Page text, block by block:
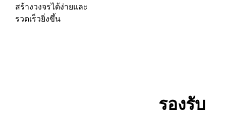
สร้างวงจรได้ง่ายและ
รวดเร็วยิ่งขึ้น
รองรับ